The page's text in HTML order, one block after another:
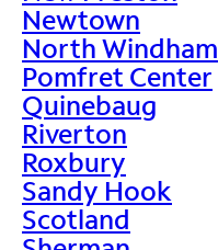
Newtown
North Windham
Pomfret Center
Quinebaug
Riverton
Roxbury
Sandy Hook
Scotland